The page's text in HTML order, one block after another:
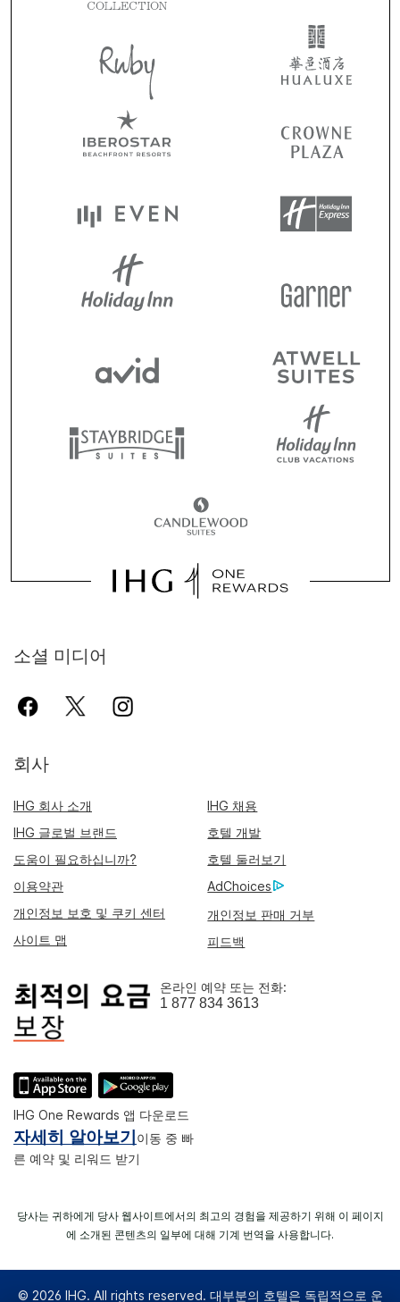
소셜 미디어
회사
IHG 회사 소개
IHG 채용
IHG 글로벌 브랜드
호텔 개발
도움이 필요하십니까?
호텔 둘러보기
이용약관
AdChoices
개인정보 보호 및 쿠키 센터
개인정보 판매 거부
사이트 맵
피드백
온라인 예약 또는 전화:
1 877 834 3613
IHG One Rewards 앱 다운로드
자세히 알아보기 이동 중 빠
른 예약 및 리워드 받기
당사는 귀하에게 당사 웹사이트에서의 최고의 경험을 제공하기 위해 이 페이지
에 소개된 콘텐츠의 일부에 대해 기계 번역을 사용합니다.
© 2026 IHG. All rights reserved. 대부분의 호텔은 독립적으로 운